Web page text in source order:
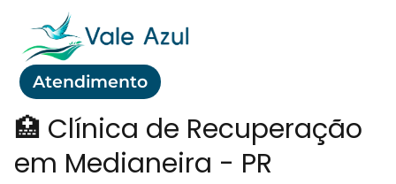
Atendimento
🏥 Clínica de Recuperação
em Medianeira - PR